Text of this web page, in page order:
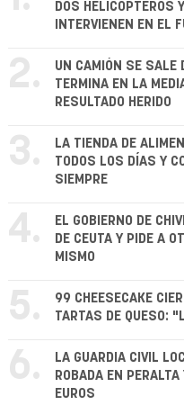
DOS HELICÓPTEROS
INTERVIENEN EN EL
2.
UN CAMIÓN SE SALE
TERMINA EN LA
RESULTADO HERIDO
3.
LA TIENDA DE
TODOS LOS DÍAS Y
SIEMPRE
4.
EL GOBIERNO DE
DE CEUTA Y PIDE A
MISMO
5.
99 CHEESECAKE
TARTAS DE QUESO:
6.
LA GUARDIA CIVIL
ROBADA EN
EUROS